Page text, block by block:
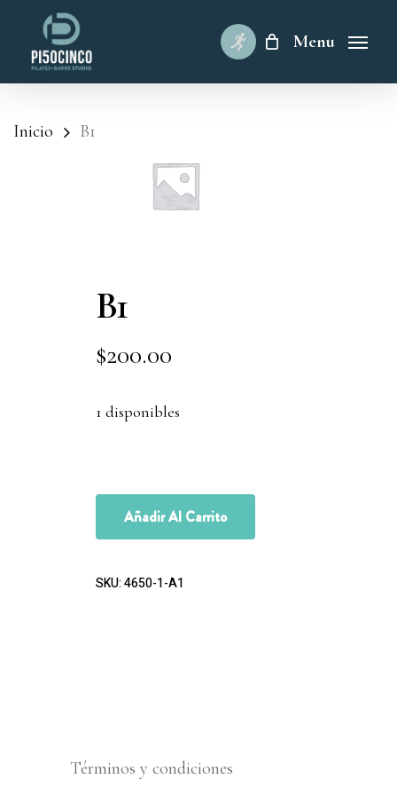
content
Menu
Inicio B1
B1
$200.00
1 disponibles
Añadir Al Carrito
SKU:4650-1-A1
Términos y condiciones